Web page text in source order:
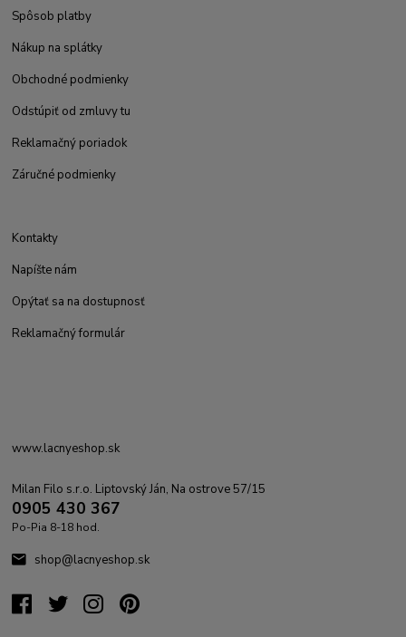
Spôsob platby
Nákup na splátky
Obchodné podmienky
Odstúpiť od zmluvy tu
Reklamačný poriadok
Záručné podmienky
Kontakty
Napíšte nám
Opýtať sa na dostupnosť
Reklamačný formulár
www.lacnyeshop.sk
Milan Filo s.r.o. Liptovský Ján, Na ostrove 57/15
0905 430 367
Po-Pia 8-18 hod.
shop@lacnyeshop.sk